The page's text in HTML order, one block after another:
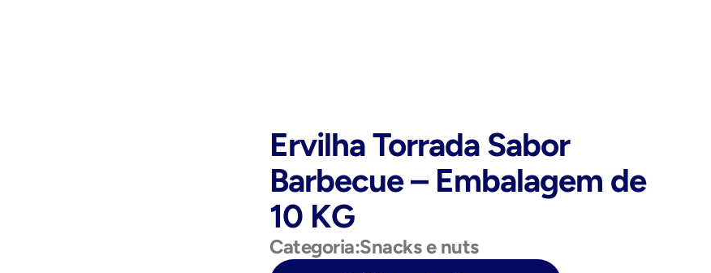
Ervilha Torrada Sabor
Barbecue – Embalagem de
10 KG
Categoria:Snacks e nuts